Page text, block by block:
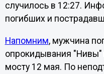
случилось в 12:27.
погибших и
Напомним, мужчина
опрокидывания
мосту 12 мая. По